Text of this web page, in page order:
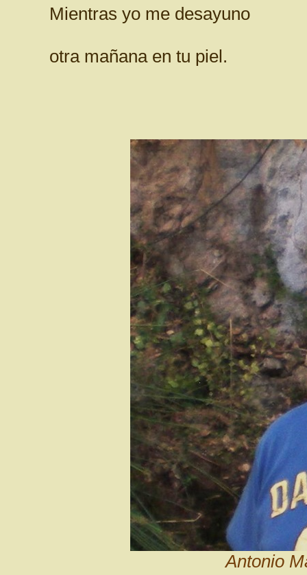
Mientras yo me desayuno
otra mañana en tu piel.
Antonio